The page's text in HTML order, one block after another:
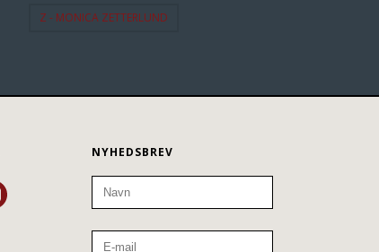
Z - MONICA ZETTERLUND
NYHEDSBREV